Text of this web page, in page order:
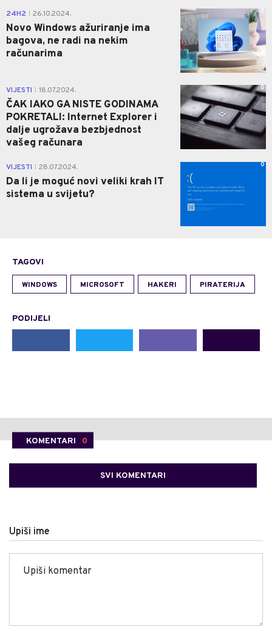
24H2 26.10.2024.
Novo Windows ažuriranje ima
bagova, ne radi na nekim
računarima
0
VIJESTI 18.07.2024.
ČAK IAKO GA NISTE GODINAMA
POKRETALI: Internet Explorer i
dalje ugrožava bezbjednost
vašeg računara
0
VIJESTI 28.07.2024.
Da li je moguć novi veliki krah IT
sistema u svijetu?
0
TAGOVI
WINDOWS MICROSOFT HAKERI PIRATERIJA
PODIJELI
KOMENTARI 0
SVI KOMENTARI
Upiši ime